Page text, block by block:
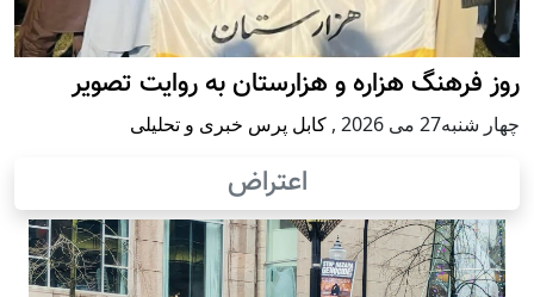
روز فرهنگ هزاره و هزارستان به روایت تصویر
چهار شنبه27 می 2026 , کابل پرس خبری و تحلیلی
اعتراض